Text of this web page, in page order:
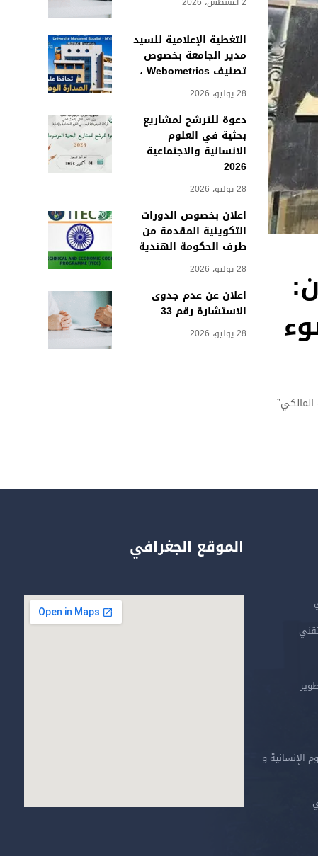
التغطية الإعلامية للسيد
مدير الجامعة بخصوص
تصنيف Webometrics ،
28 يوليو، 2026
دعوة للترشح لمشاريع
بحثية في العلوم
الانسانية والاجتماعية
2026
28 يوليو، 2026
اعلان بخصوص الدورات
التكوينية المقدمة من
طرف الحكومة الهندية
28 يوليو، 2026
اعلان عن عدم جدوى
الاستشارة رقم 33
28 يوليو، 2026
الإنسانية و
الموقع الجغرافي